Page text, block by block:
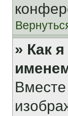
» Как
Вместе